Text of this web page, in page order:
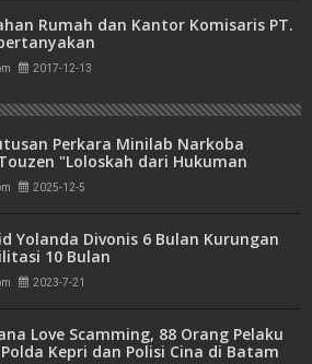
Rumah dan Kantor Komisaris PT.
2017-12-13
Perkara Minilab Narkoba
"Loloskah dari Hukuman
atau Mati"
2025-12-5
Yolanda Divonis 6 Bulan Kurungan
10 Bulan
2023-7-21
Love Scamming, 88 Orang Pelaku
Kepri dan Polisi Cina di Batam